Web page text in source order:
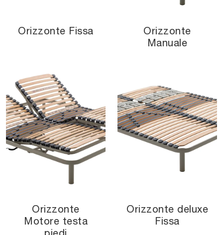
Orizzonte Fissa
Orizzonte
Manuale
Orizzonte
Motore testa
Orizzonte deluxe
Fissa